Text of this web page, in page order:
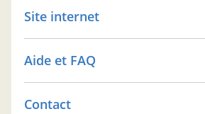
Site internet
Aide et FAQ
Contact